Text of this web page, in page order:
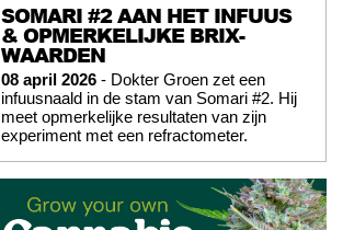
SOMARI #2 AAN HET INFUUS
& OPMERKELIJKE BRIX-
WAARDEN
08 april 2026 - Dokter Groen zet een
infuusnaald in de stam van Somari #2. Hij
meet opmerkelijke resultaten van zijn
experiment met een refractometer.